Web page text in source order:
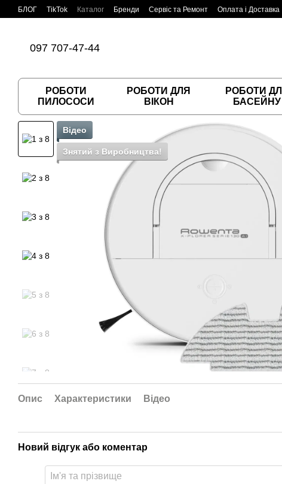
Перейти до основного контенту
БЛОГ TikTok Каталог Бренди Сервіс та Ремонт Оплата і Доставка
097 707-47-44
РОБОТИ
ПИЛОСОСИ
РОБОТИ ДЛЯ
ВІКОН
РОБОТИ
БАСЕЙНУ
Відео
Знятий з Виробництва!
Опис Характеристики Відео
Новий відгук або коментар